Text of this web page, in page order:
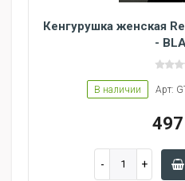
Кенгурушка женская
-
В наличии Арт:
497